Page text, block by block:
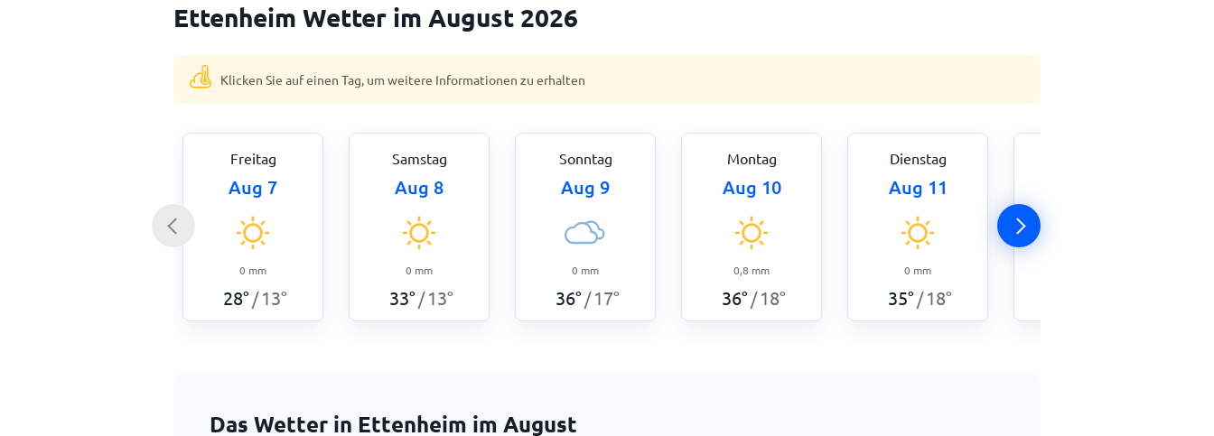
Ettenheim Wetter im August 2026
Klicken Sie auf einen Tag, um weitere Informationen zu erhalten
Freitag
Aug 7
0 mm
28° / 13°
Samstag
Aug 8
0 mm
33° / 13°
Sonntag
Aug 9
0 mm
36° / 17°
Montag
Aug 10
0,8 mm
36° / 18°
Dienstag
Aug 11
0 mm
35° / 18°
Das Wetter in Ettenheim im August